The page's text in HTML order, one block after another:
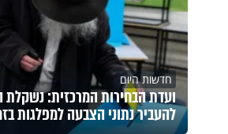
חדשות היום
ועדת הבחירות המרכזית:
להעביר נתוני הצבעה למפלגות